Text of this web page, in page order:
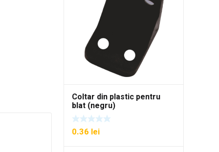
Coltar din plastic pentru
blat (negru)
0.36 lei